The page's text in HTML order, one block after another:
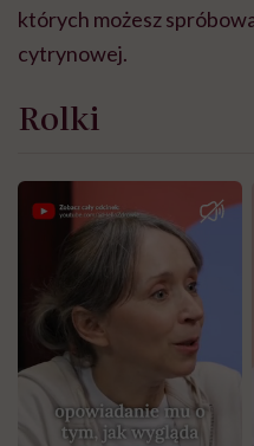
których możesz
cytrynowej.
Rolki